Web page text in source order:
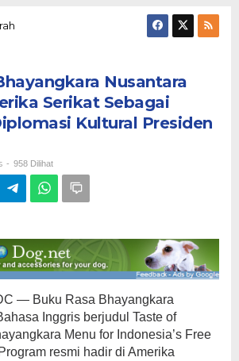
Hadir
di
Amerika
Serikat
Diplomasi
Kultural
Presiden
Nusantara
Serikat Sebagai
Kultural Presiden
- 958 Dilihat
— Buku Rasa Bhayangkara
Inggris berjudul Taste of
Menu for Indonesia’s Free
resmi hadir di Amerika